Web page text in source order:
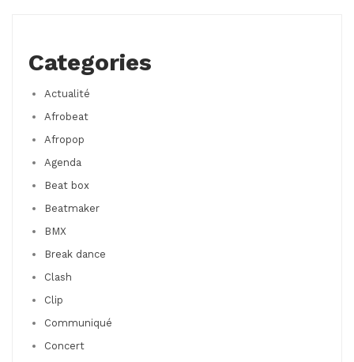
Categories
Actualité
Afrobeat
Afropop
Agenda
Beat box
Beatmaker
BMX
Break dance
Clash
Clip
Communiqué
Concert